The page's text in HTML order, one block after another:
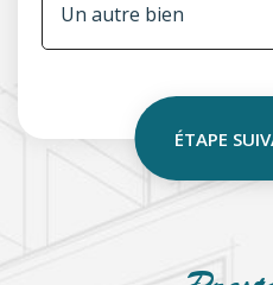
Un autre bien
ÉTAPE